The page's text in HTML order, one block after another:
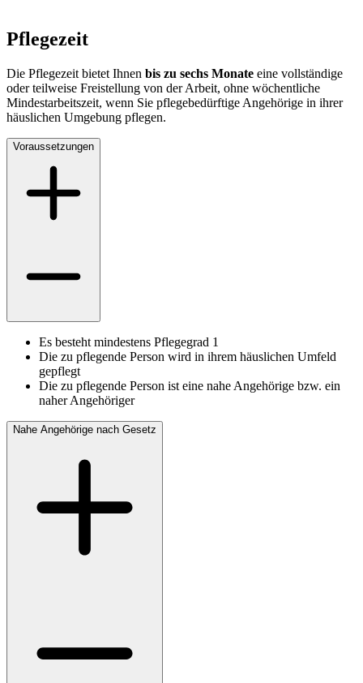
Pflegezeit
Die Pflegezeit bietet Ihnen bis zu sechs Monate eine vollständige
oder teilweise Freistellung von der Arbeit, ohne wöchentliche
Mindestarbeitszeit, wenn Sie pflegebedürftige Angehörige in ihrer
häuslichen Umgebung pflegen.
Voraussetzungen
Es besteht mindestens Pflegegrad 1
Die zu pflegende Person wird in ihrem häuslichen Umfeld
gepflegt
Die zu pflegende Person ist eine nahe Angehörige bzw. ein
naher Angehöriger
Nahe Angehörige nach Gesetz